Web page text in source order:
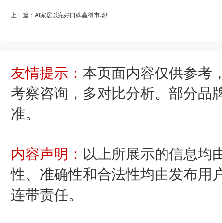
上一篇：AI家居以完好口碑赢得市场!
友情提示： 本页面内容仅供参考
考察咨询，多对比分析。部分品
准。
内容声明： 以上所展示的信息均
性、准确性和合法性均由发布用
连带责任。